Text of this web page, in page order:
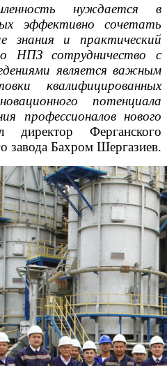
нуждается в
эффективно сочетать
знания и практический
НПЗ сотрудничество с
является важным
квалифицированных
потенциала
профессионалов нового
Ферганского
завода Бахром Шергазиев.